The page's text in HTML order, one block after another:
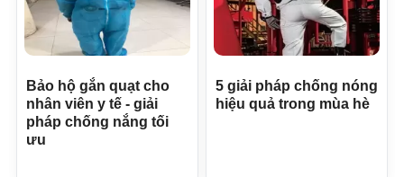
Bảo hộ gắn quạt cho
nhân viên y tế - giải
pháp chống nắng tối
ưu
5 giải pháp chống nóng
hiệu quả trong mùa hè